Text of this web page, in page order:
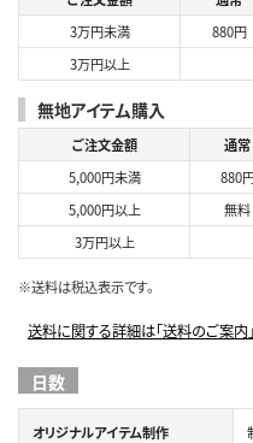
3万円未満
880円
3万円以上
無地アイテム購入
ご注文金額 通常
5,000円未満
880
5,000円以上
無料
3万円以上
※送料は税込表示です。
送料に関する詳細は「送料のご案内
日数
オリジナルアイテム制作